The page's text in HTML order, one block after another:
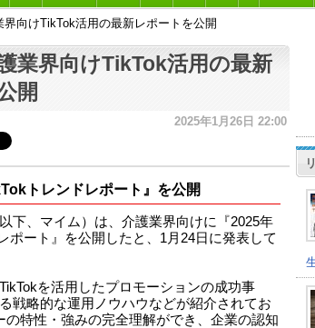
界向けTikTok活用の最新レポートを公開
業界向けTikTok活用の最新
開
2025年1月26日 22:00
トレンドレポート』を公開
下、マイム）は、介護業界向けに『2025年
ポート』を公開したと、1月24日に発表して
を活用したプロモーションの成功事
戦略的な運用ノウハウなどが紹介されてお
の特性・強みの完全理解ができ、企業の認知